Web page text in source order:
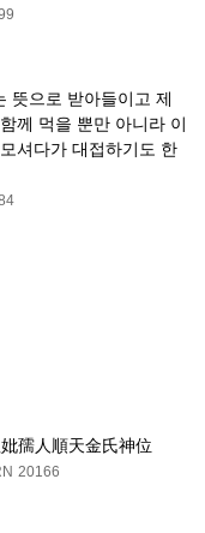
뜻으로 받아들이고 제
께 먹을 뿐만 아니라 이
셔다가 대접하기도 한
孺人順天金氏神位
20166